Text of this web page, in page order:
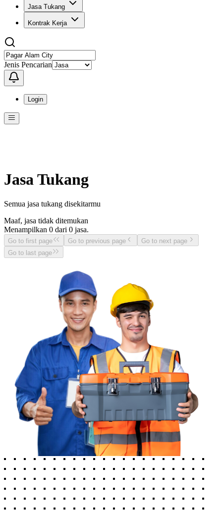
Jasa Tukang
Kontrak Kerja
Jenis Pencarian
Login
Jasa Tukang
Semua jasa tukang disekitarmu
Maaf, jasa tidak ditemukan
Menampilkan 0 dari 0 jasa.
Go to first page Go to previous page
Go to next page
Go to last page